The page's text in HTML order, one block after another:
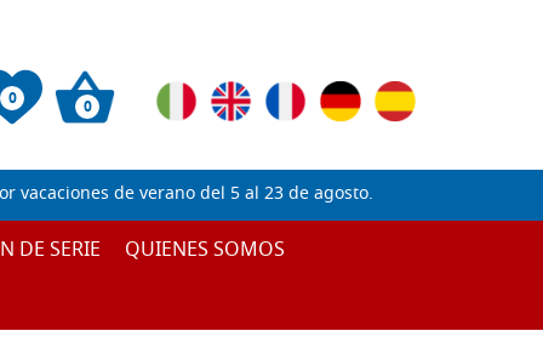
0 0
vacaciones de verano del 5 al 23 de agosto.
DE SERIE QUIENES SOMOS